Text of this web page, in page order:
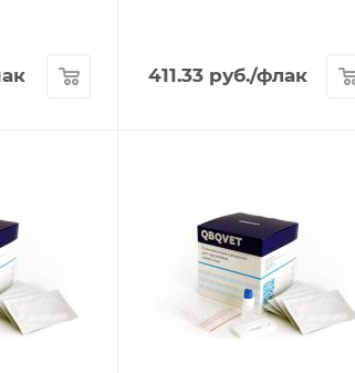
411.33 руб./флак